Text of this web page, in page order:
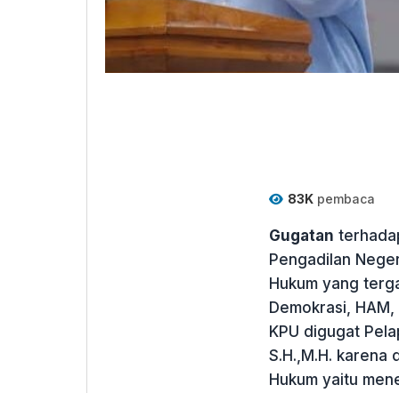
83Kpembaca
Gugatan
Pengadilan
Hukum yang
Demokrasi,
KPU digugat
S.H.,M.H. karena
Hukum yaitu